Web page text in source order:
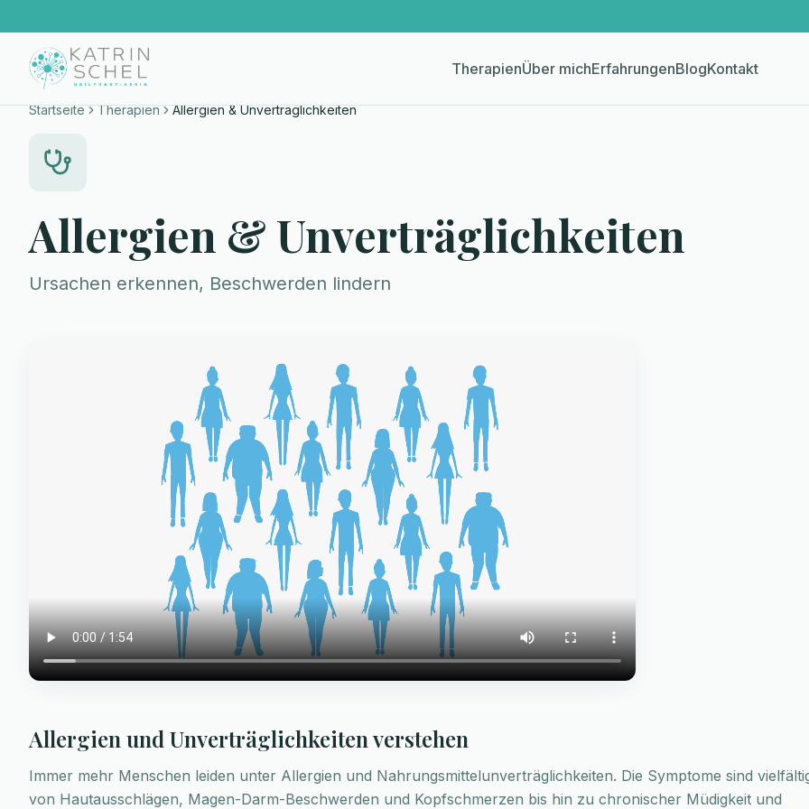
TherapienÜber michErfahrungenBlogKontakt
Startseite Therapien Allergien & Unverträglichkeiten
Allergien & Unverträglichkeiten
Ursachen erkennen, Beschwerden lindern
Allergien und Unverträglichkeiten verstehen
Immer mehr Menschen leiden unter Allergien und Nahrungsmittelunverträglichkeiten. Die Symptome sind
von Hautausschlägen, Magen-Darm-Beschwerden und Kopfschmerzen bis hin zu chronischer Müdigkeit und